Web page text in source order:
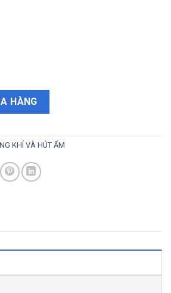
X F-PXV50A với Bộ lọc HEPA số
HÀNG
KHÍ VÀ HÚT ẨM